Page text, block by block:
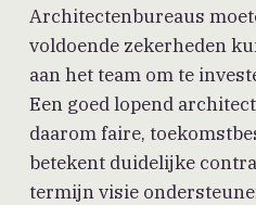
Architectenbureaus
voldoende zekerheden
aan het team om te
Een goed lopend
daarom faire,
betekent duidelijke
termijn visie